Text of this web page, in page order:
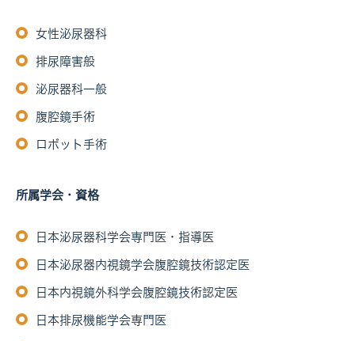
女性泌尿器科
排尿障害般
泌尿器科一般
腹腔鏡手術
ロボット手術
所属学会・資格
日本泌尿器科学会専門医・指導医
日本泌尿器内視鏡学会腹腔鏡技術認定医
日本内視鏡外科学会腹腔鏡技術認定医
日本排尿機能学会専門医